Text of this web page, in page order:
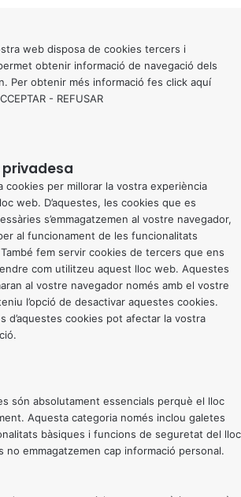
web disposa de cookies tercers i
obtenir informació de navegació dels
Per obtenir més informació fes click aquí
- REFUSAR
per millorar la vostra experiència
web. D’aquestes, les cookies que es
s’emmagatzemen al vostre navegador,
al funcionament de les funcionalitats
fem servir cookies de tercers que ens
com utilitzeu aquest lloc web. Aquestes
al vostre navegador només amb el vostre
l’opció de desactivar aquestes cookies.
d’aquestes cookies pot afectar la vostra
són absolutament essencials perquè el lloc
Aquesta categoria només inclou galetes
bàsiques i funcions de seguretat del lloc
no emmagatzemen cap informació personal.